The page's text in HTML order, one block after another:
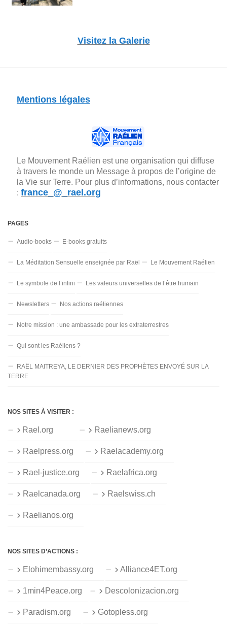
Visitez la Galerie
Mentions légales
Le Mouvement Raélien est une organisation qui diffuse
à travers le monde un Message à propos de l’origine de
la Vie sur Terre. Pour plus d’informations, nous contacter
: france_@_rael.org
PAGES
Audio-books E-books gratuits
La Méditation Sensuelle enseignée par Raël Le Mouvement Raélien
Le symbole de l’infini Les valeurs universelles de l’être humain
Newsletters Nos actions raéliennes
Notre mission : une ambassade pour les extraterrestres
Qui sont les Raéliens ?
RAËL MAITREYA, LE DERNIER DES PROPHÈTES ENVOYÉ SUR LA
TERRE
NOS SITES À VISITER :
Rael.org Raelianews.org
Raelpress.org Raelacademy.org
Rael-justice.org Raelafrica.org
Raelcanada.org Raelswiss.ch
Raelianos.org
NOS SITES D’ACTIONS :
Elohimembassy.org Alliance4ET.org
1min4Peace.org Descolonizacion.org
Paradism.org Gotopless.org